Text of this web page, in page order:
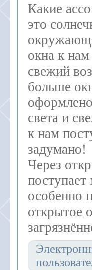
Какие
это
окна к
свежий
больше
света и
к нам
задумано!
Через
поступает
особенно
открытое